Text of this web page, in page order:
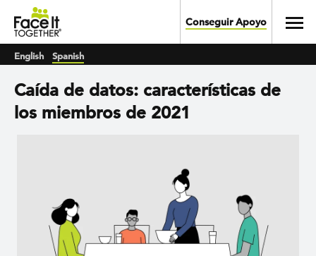
Skip to main content
Conseguir Apoyo
English Spanish
Caída de datos: características de
los miembros de 2021